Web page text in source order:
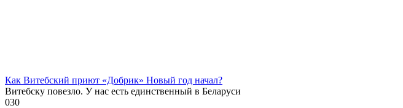
Как Витебский приют «Добрик» Новый год начал?
Витебску повезло. У нас есть единственный в Беларуси
030